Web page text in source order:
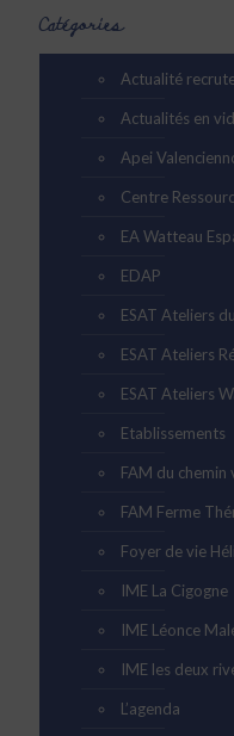
Catégories
Actualité
Actualités en
Apei
Centre
EA Watteau
EDAP
ESAT Ateliers
ESAT Ateliers
ESAT Ateliers
Etablissements
FAM du chemin
FAM Ferme
Foyer de vie
IME La Cigogne
IME Léonce
IME les deux
L’agenda